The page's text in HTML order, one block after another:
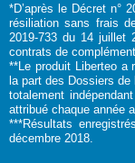
*D’après le Décret n°
résiliation sans frais
2019-733 du 14 juillet
contrats de
**Le produit Liberteo a
la part des Dossiers
totalement
attribué chaque année
***Résultats
décembre 2018.